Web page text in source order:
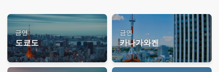
금연
도쿄도
금연
카나가와켄